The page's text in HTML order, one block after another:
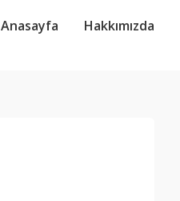
Anasayfa Hakkımızda